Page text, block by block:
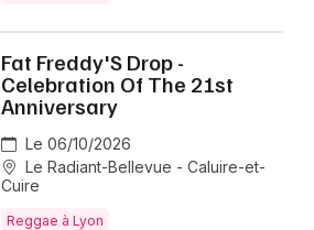
Fat Freddy'S Drop -
Celebration Of The 21st
Anniversary
Le 06/10/2026
Le Radiant-Bellevue - Caluire-et-
Cuire
Reggae à Lyon